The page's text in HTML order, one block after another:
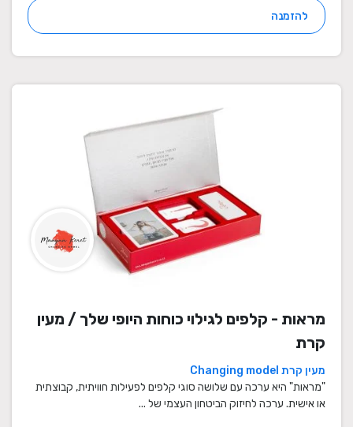
להזמנה
מראות - קלפים לגילוי כוחות היופי שלך / מעין
קרת
מעין קרת Changing model
"מראות" היא ערכה עם שלושה סוגי קלפים לפעילות חוויתית, קבוצתית
או אישית. ערכה לחיזוק הביטחון העצמי של ...